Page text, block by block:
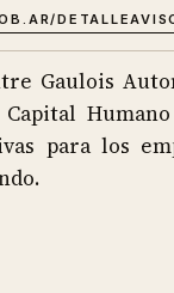
Gaulois
para los